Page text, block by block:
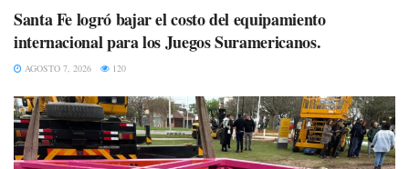
Santa Fe logró bajar el costo del equipamiento
internacional para los Juegos Suramericanos.
AGOSTO 7, 2026 120